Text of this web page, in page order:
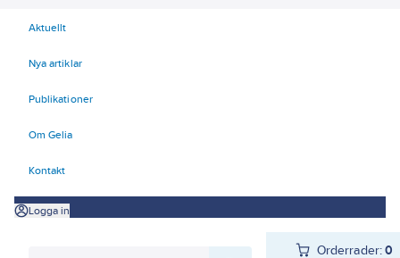
Aktuellt
Nya artiklar
Publikationer
Om Gelia
Kontakt
Logga in
Orderrader:0